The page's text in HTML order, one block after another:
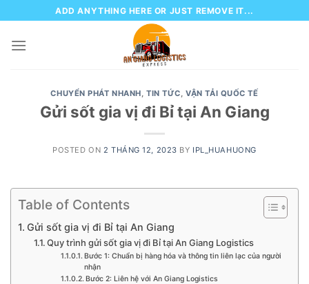
to
content
ADD ANYTHING HERE OR JUST REMOVE IT...
CHUYỂN PHÁT NHANH,TIN TỨC,VẬN TẢI QUỐC TẾ
Gửi sốt gia vị đi Bỉ tại An Giang
POSTED ON 2 THÁNG 12, 2023 BY IPL_HUAHUONG
Table of Contents
Gửi sốt gia vị đi Bỉ tại An Giang
Quy trình gửi sốt gia vị đi Bỉ tại An Giang Logistics
Bước 1: Chuẩn bị hàng hóa và thông tin liên lạc của người
nhận
Bước 2: Liên hệ với An Giang Logistics